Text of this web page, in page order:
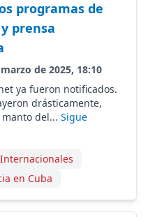
programas de
prensa
de 2025, 18:10
ya fueron notificados.
drásticamente,
del... Sigue
Internacionales
en Cuba